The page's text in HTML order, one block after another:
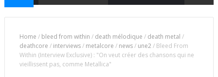
Home / bleed from within / death mélodique / death metal /
deathcore / interviews/ metalcore / news/ une2/ Bleed From
Within (Interview Exclusive) : "On veut créer des chansons qui ne
vieillissent pas, comme Metallica"